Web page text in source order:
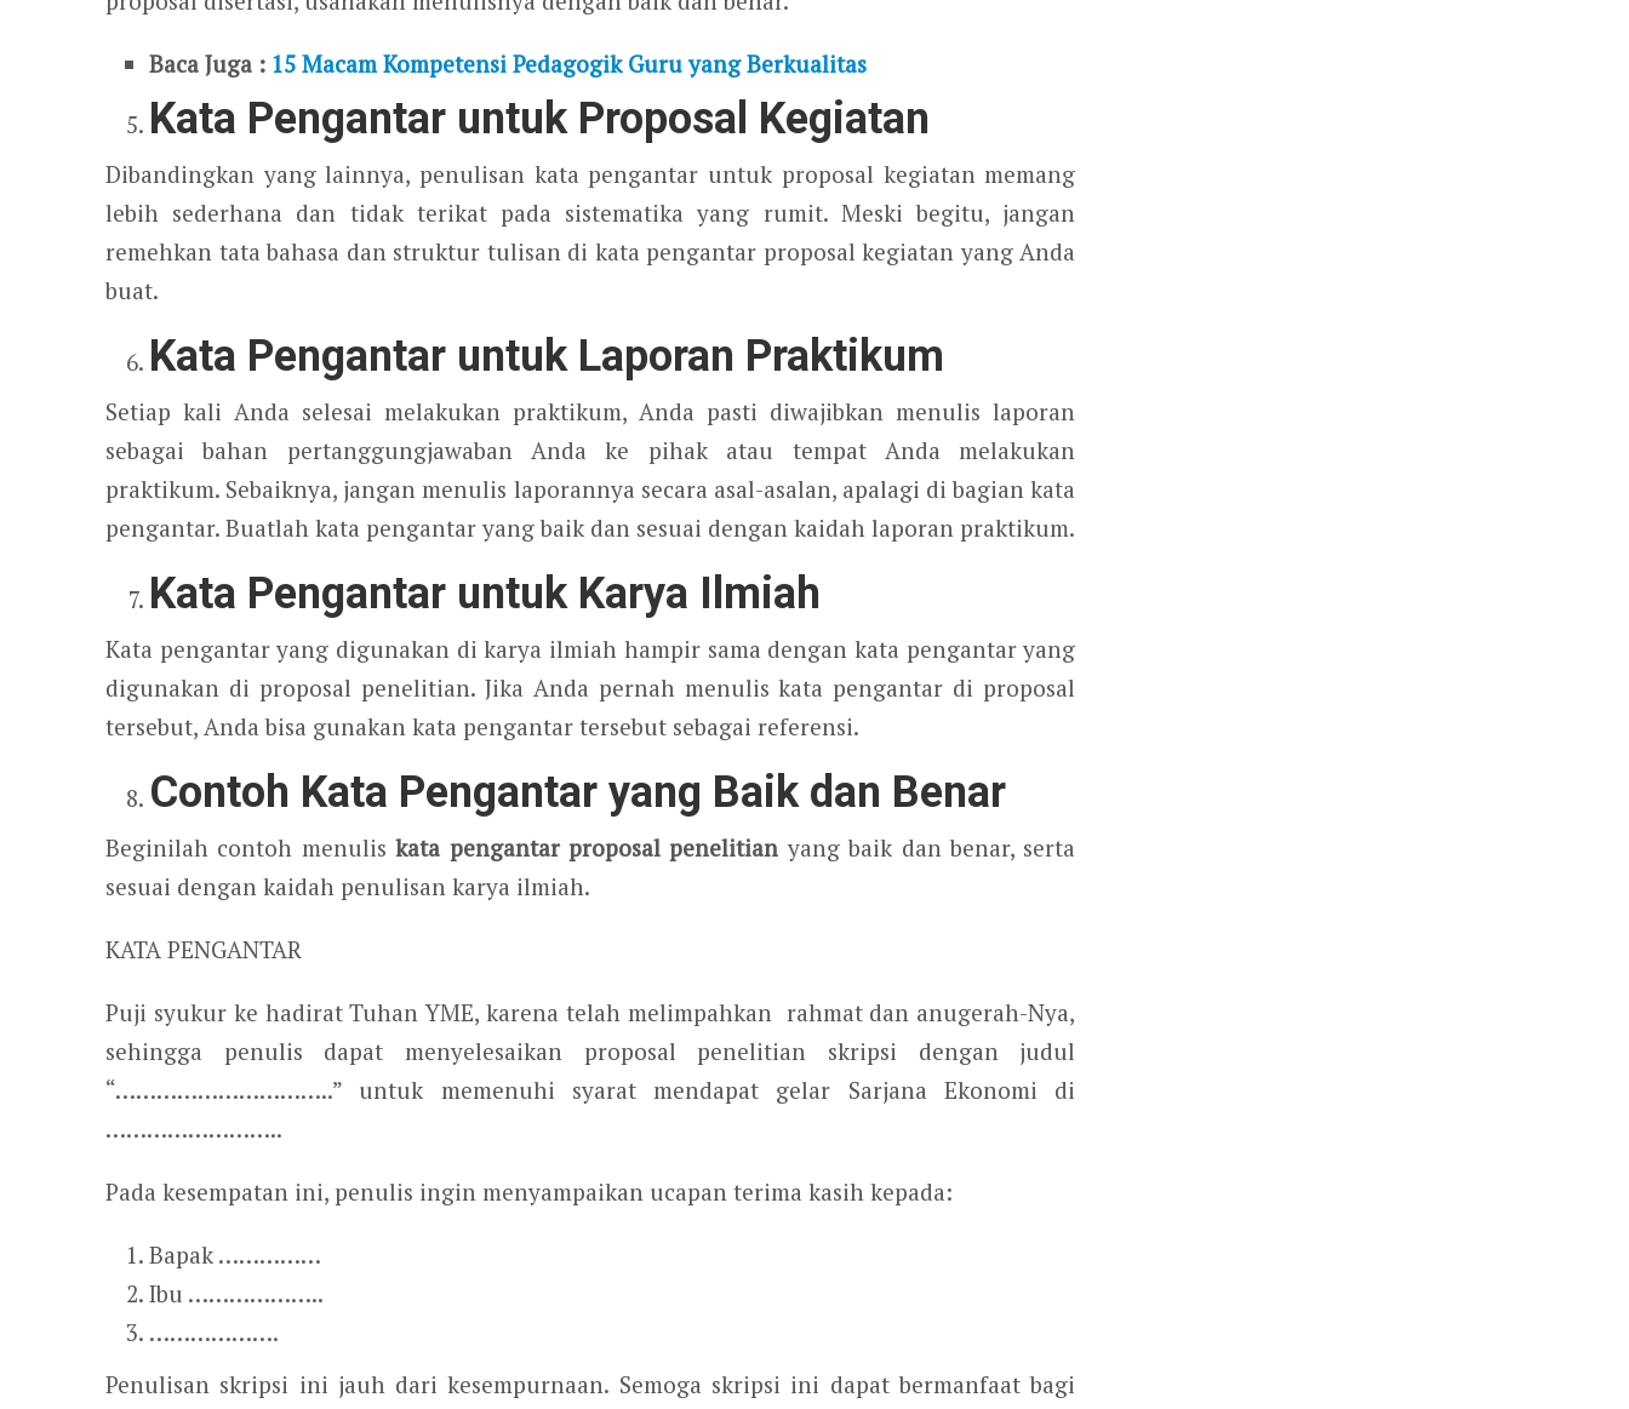
Baca Juga : 15 Macam Kompetensi Pedagogik Guru yang Berkualitas
Kata Pengantar untuk Proposal Kegiatan
Dibandingkan yang lainnya, penulisan kata pengantar untuk proposal kegiatan memang
lebih sederhana dan tidak terikat pada sistematika yang rumit. Meski begitu, jangan
remehkan tata bahasa dan struktur tulisan di kata pengantar proposal kegiatan yang Anda
buat.
Kata Pengantar untuk Laporan Praktikum
Setiap kali Anda selesai melakukan praktikum, Anda pasti diwajibkan menulis laporan
sebagai bahan pertanggungjawaban Anda ke pihak atau tempat Anda melakukan
praktikum. Sebaiknya, jangan menulis laporannya secara asal-asalan, apalagi di bagian kata
pengantar. Buatlah kata pengantar yang baik dan sesuai dengan kaidah laporan praktikum.
Kata Pengantar untuk Karya Ilmiah
Kata pengantar yang digunakan di karya ilmiah hampir sama dengan kata pengantar yang
digunakan di proposal penelitian. Jika Anda pernah menulis kata pengantar di proposal
tersebut, Anda bisa gunakan kata pengantar tersebut sebagai referensi.
Contoh Kata Pengantar yang Baik dan Benar
Beginilah contoh menuliskata pengantar proposal penelitian yang baik dan benar, serta
sesuai dengan kaidah penulisan karya ilmiah.
KATA PENGANTAR
Puji syukur ke hadirat Tuhan YME, karena telah melimpahkan rahmat dan anugerah-Nya,
sehingga penulis dapat menyelesaikan proposal penelitian skripsi dengan judul
“…………………………..” untuk memenuhi syarat mendapat gelar Sarjana Ekonomi di
……………………..
Pada kesempatan ini, penulis ingin menyampaikan ucapan terima kasih kepada:
Bapak ……………
Ibu ………………..
……………….
Penulisan skripsi ini jauh dari kesempurnaan. Semoga skripsi ini dapat bermanfaat bagi